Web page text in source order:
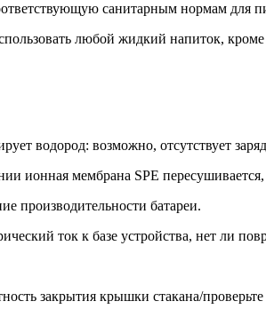
санитарным нормам для
любой жидкий напиток,
водород: возможно, отсутствует
ионная мембрана SPE
производительности батареи.
ток к базе устройства, нет ли
закрытия крышки стакана/